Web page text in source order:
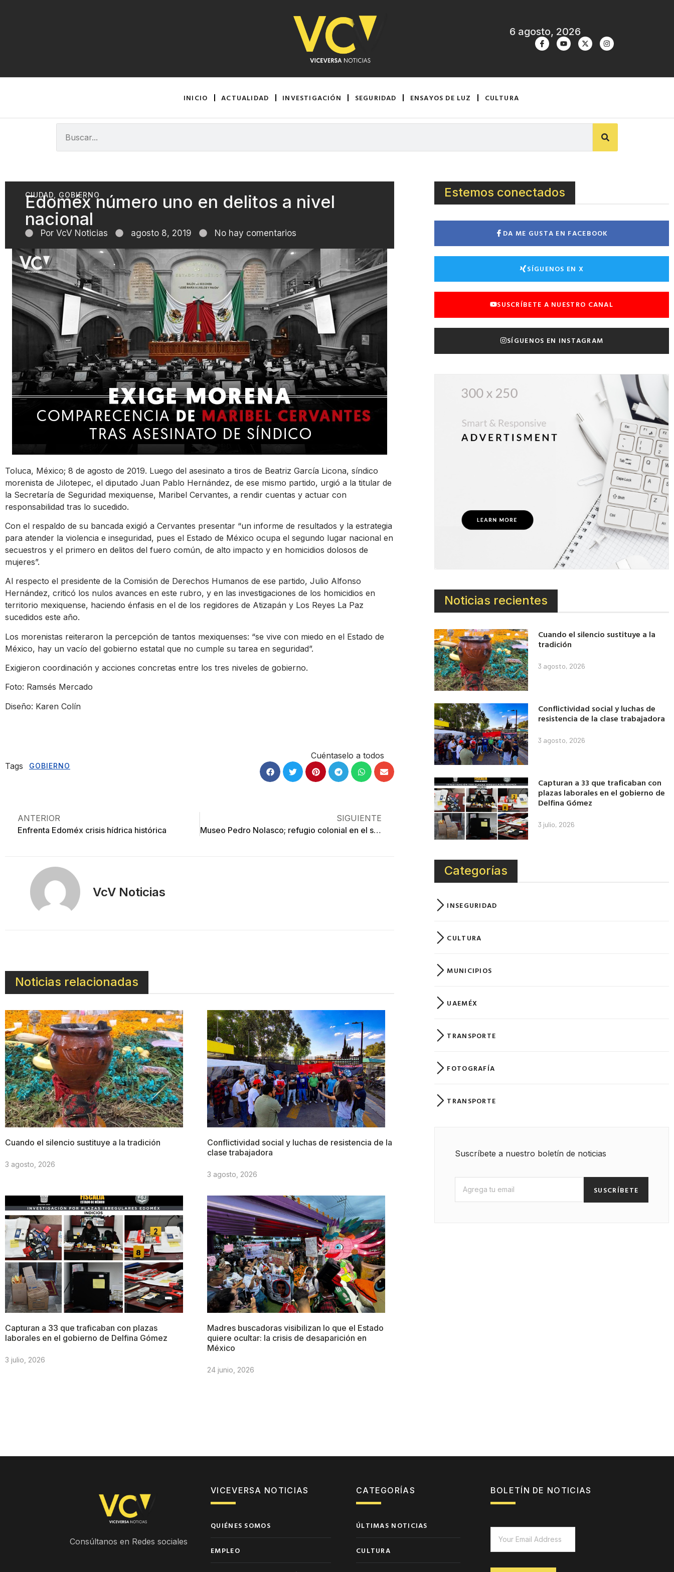
6 agosto, 2026
INICIO ACTUALIDAD INVESTIGACIÓN SEGURIDAD ENSAYOS DE LUZ CULTURA
CIUDAD GOBIERNO
Edoméx número uno en delitos a nivel
nacional
Por VcV Noticias agosto 8, 2019 No hay comentarios
Toluca, México; 8 de agosto de 2019. Luego del asesinato a tiros de Beatriz García Licona, síndico
morenista de Jilotepec, el diputado Juan Pablo Hernández, de ese mismo partido, urgió a la titular de
la Secretaría de Seguridad mexiquense, Maribel Cervantes, a rendir cuentas y actuar con
responsabilidad tras lo sucedido.
Con el respaldo de su bancada exigió a Cervantes presentar “un informe de resultados y la estrategia
para atender la violencia e inseguridad, pues el Estado de México ocupa el segundo lugar nacional en
secuestros y el primero en delitos del fuero común, de alto impacto y en homicidios dolosos de
mujeres”.
Al respecto el presidente de la Comisión de Derechos Humanos de ese partido, Julio Alfonso
Hernández, criticó los nulos avances en este rubro, y en las investigaciones de los homicidios en
territorio mexiquense, haciendo énfasis en el de los regidores de Atizapán y Los Reyes La Paz
sucedidos este año.
Los morenistas reiteraron la percepción de tantos mexiquenses: “se vive con miedo en el Estado de
México, hay un vacío del gobierno estatal que no cumple su tarea en seguridad”.
Exigieron coordinación y acciones concretas entre los tres niveles de gobierno.
Foto: Ramsés Mercado
Diseño: Karen Colín
Tags GOBIERNO
Cuéntaselo a todos
ANTERIOR
Enfrenta Edoméx crisis hídrica histórica
SIGUIENTE
Museo Pedro Nolasco; refugio colonial en el siglo XXI
VcV Noticias
Noticias relacionadas
Cuando el silencio sustituye a la tradición
3 agosto, 2026
Conflictividad social y luchas de resistencia de la
clase trabajadora
3 agosto, 2026
Capturan a 33 que traficaban con plazas
laborales en el gobierno de Delfina Gómez
3 julio, 2026
Madres buscadoras visibilizan lo que el Estado
quiere ocultar: la crisis de desaparición en
México
24 junio, 2026
Estemos conectados
DA ME GUSTA EN FACEBOOK
SÍGUENOS EN X
SUSCRÍBETE A NUESTRO CANAL
SÍGUENOS EN INSTAGRAM
Noticias recientes
Cuando el silencio sustituye a la
tradición
3 agosto, 2026
Conflictividad social y luchas de
resistencia de la clase trabajadora
3 agosto, 2026
Capturan a 33 que traficaban con
plazas laborales en el gobierno de
Delfina Gómez
3 julio, 2026
Categorías
INSEGURIDAD
CULTURA
MUNICIPIOS
UAEMÉX
TRANSPORTE
FOTOGRAFÍA
TRANSPORTE
Suscríbete a nuestro boletín de noticias
SUSCRÍBETE
Consúltanos en Redes sociales
VICEVERSA NOTICIAS
QUIÉNES SOMOS
EMPLEO
CATEGORÍAS
ÚLTIMAS NOTICIAS
CULTURA
BOLETÍN DE NOTICIAS